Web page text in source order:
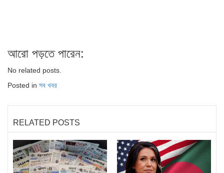
আরো পড়তে পারেন:
No related posts.
Posted in সব খবর
RELATED POSTS